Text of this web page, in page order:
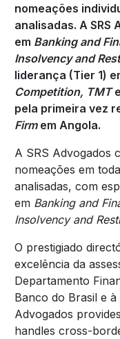
nomeações
analisadas. A SRS
em Banking and
Insolvency and
liderança (Tier 1)
Competition, TMTe
pela primeira vez
Firmem Angola.
A SRS Advogados
nomeações em
analisadas, com
em Banking and
Insolvency and
O prestigiado
excelência da
Departamento
Banco do Brasil e
Advogados
handles cross-